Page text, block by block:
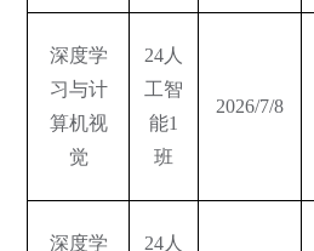
深度学
习与计
算机视
觉
24人
工智
能1
班
2026/7/8
深度学
24人